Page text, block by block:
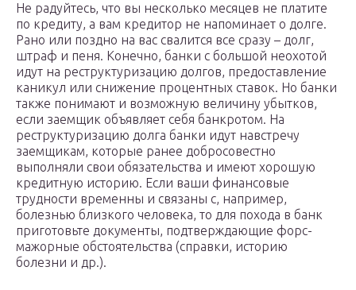
Не радуйтесь, что вы несколько месяцев не платите
по кредиту, а вам кредитор не напоминает о долге.
Рано или поздно на вас свалится все сразу – долг,
штраф и пеня. Конечно, банки с большой неохотой
идут на реструктуризацию долгов, предоставление
каникул или снижение процентных ставок. Но банки
также понимают и возможную величину убытков,
если заемщик объявляет себя банкротом. На
реструктуризацию долга банки идут навстречу
заемщикам, которые ранее добросовестно
выполняли свои обязательства и имеют хорошую
кредитную историю. Если ваши финансовые
трудности временны и связаны с, например,
болезнью близкого человека, то для похода в банк
приготовьте документы, подтверждающие форс-
мажорные обстоятельства (справки, историю
болезни и др.).